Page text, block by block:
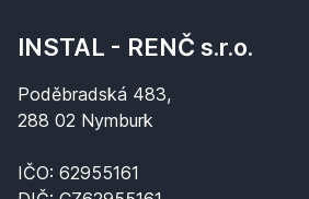
INSTAL - RENČ s.r.o.
Poděbradská 483,
288 02 Nymburk
IČO: 62955161